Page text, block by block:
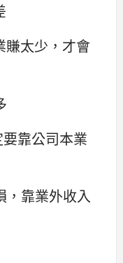
賺太少，才會
靠公司本業
，靠業外收入